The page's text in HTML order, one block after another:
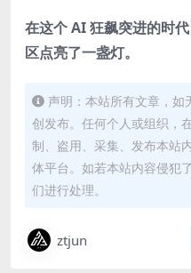
在这个 AI 狂飙突进的时
区点亮了一盏灯。
声明：本站所有文章，
创发布。任何个人或组织，
制、盗用、采集、发布本站
体平台。如若本站内容侵犯
们进行处理。
ztjun